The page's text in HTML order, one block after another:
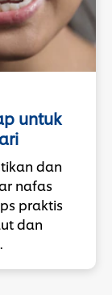
untuk
dan
nafas
praktis
dan